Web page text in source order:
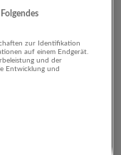
zur Identifikation
auf einem Endgerät.
und der
Entwicklung und